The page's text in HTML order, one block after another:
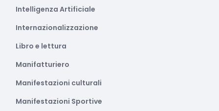
Intelligenza Artificiale
Internazionalizzazione
Libro e lettura
Manifatturiero
Manifestazioni culturali
Manifestazioni Sportive